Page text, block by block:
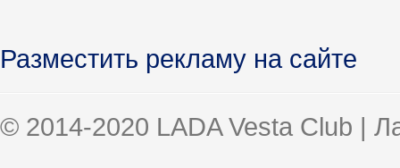
Разместить рекламу на сайте
© 2014-2020 LADA Vesta Club |